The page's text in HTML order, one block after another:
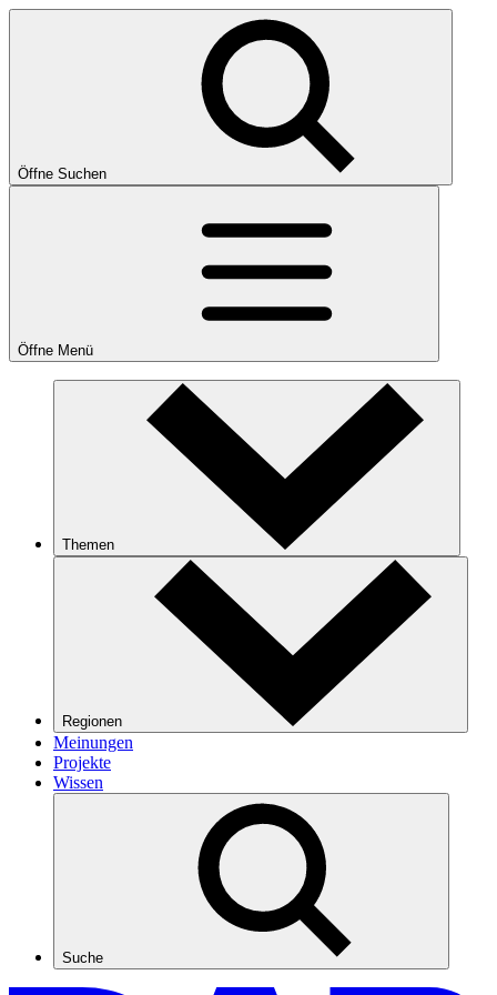
Öffne Suchen
Öffne Menü
Themen
Regionen
Meinungen
Projekte
Wissen
Suche